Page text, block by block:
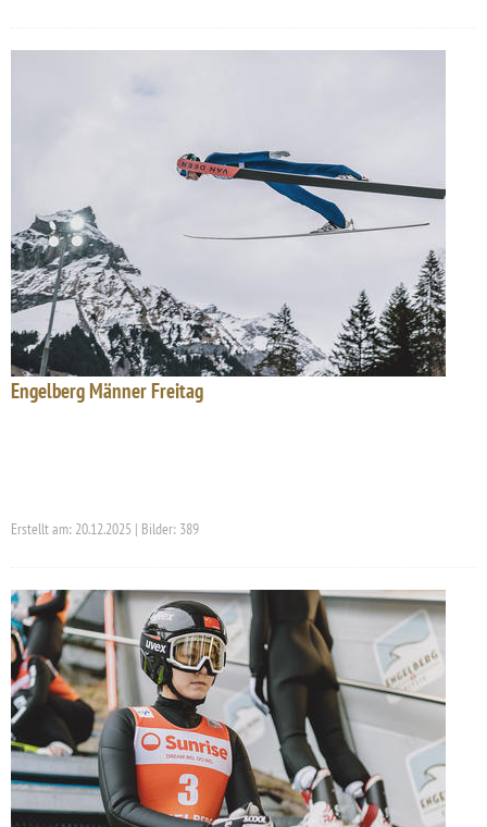
Engelberg Männer Freitag
Erstellt am: 20.12.2025 | Bilder: 389